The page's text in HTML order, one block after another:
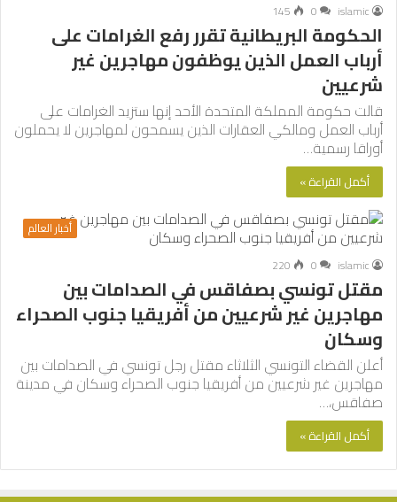
islamic
0
145
الحكومة البريطانية تقرر رفع الغرامات على
أرباب العمل الذين يوظفون مهاجرين غير
شرعيين
قالت حكومة المملكة المتحدة الأحد إنها ستزيد الغرامات على
أرباب العمل ومالكي العقارات الذين يسمحون لمهاجرين لا يحملون
أوراقا رسمية…
أكمل القراءة »
أخبار العالم
islamic
0
220
مقتل تونسي بصفاقس في الصدامات بين
مهاجرين غير شرعيين من أفريقيا جنوب الصحراء
وسكان
أعلن القضاء التونسي الثلاثاء مقتل رجل تونسي في الصدامات بين
مهاجرين غير شرعيين من أفريقيا جنوب الصحراء وسكان في مدينة
صفاقس،…
أكمل القراءة »